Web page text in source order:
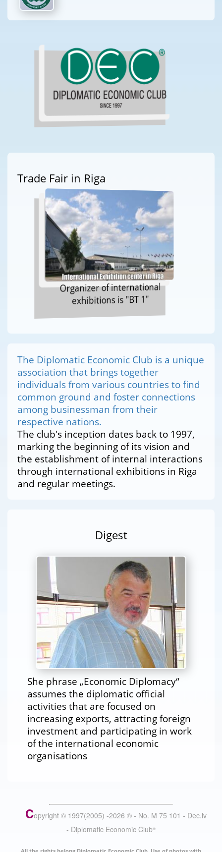
Trade Fair in Riga
Organizer of international
exhibitions is "BT 1"
The Diplomatic Economic Club is a unique
association that brings together
individuals from various countries to find
common ground and foster connections
among businessman from their
respective nations.
The club's inception dates back to 1997,
marking the beginning of its vision and
the establishment of internal interactions
through international exhibitions in Riga
and regular meetings.
Digest
She phrase „Economic Diplomacy“
assumes the diplomatic official
activities that are focused on
increasing exports, attracting foreign
investment and participating in work
of the international economic
organisations
Copyright © 1997(2005) -2026 ® - No. M 75 101 - Dec.lv
- Diplomatic Economic Club®